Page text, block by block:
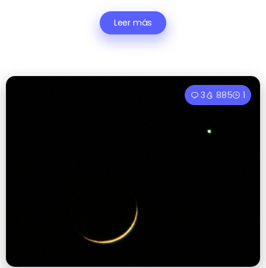
Leer más
3 885 1